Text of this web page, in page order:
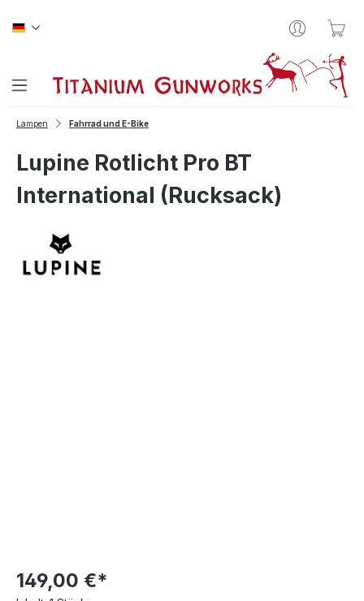
Lampen Fahrrad und E-Bike
Lupine Rotlicht Pro BT
International (Rucksack)
149,00 €*